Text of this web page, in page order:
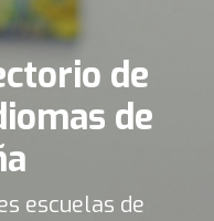
de
de
escuelas de